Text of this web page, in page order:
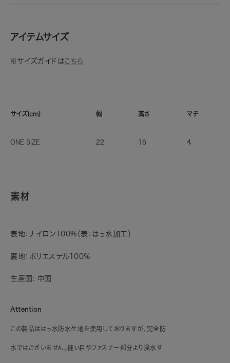
アイテムサイズ
※サイズガイドはこちら
サイズ(cm) 幅 高さ マチ
ONE SIZE 22 16 4
素材
表地：ナイロン100%（表：はっ水加工）
裏地：ポリエステル100%
生産国: 中国
Attention
この製品ははっ水防水生地を使用しておりますが、完全防
水ではございません。縫い目やファスナー部分より浸水す